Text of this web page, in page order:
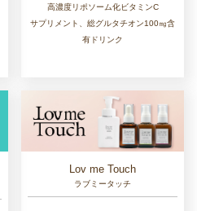
高濃度リポソーム化ビタミンC
サプリメント、総グルタチオン100㎎含
有ドリンク
Lov me Touch
ラブミータッチ